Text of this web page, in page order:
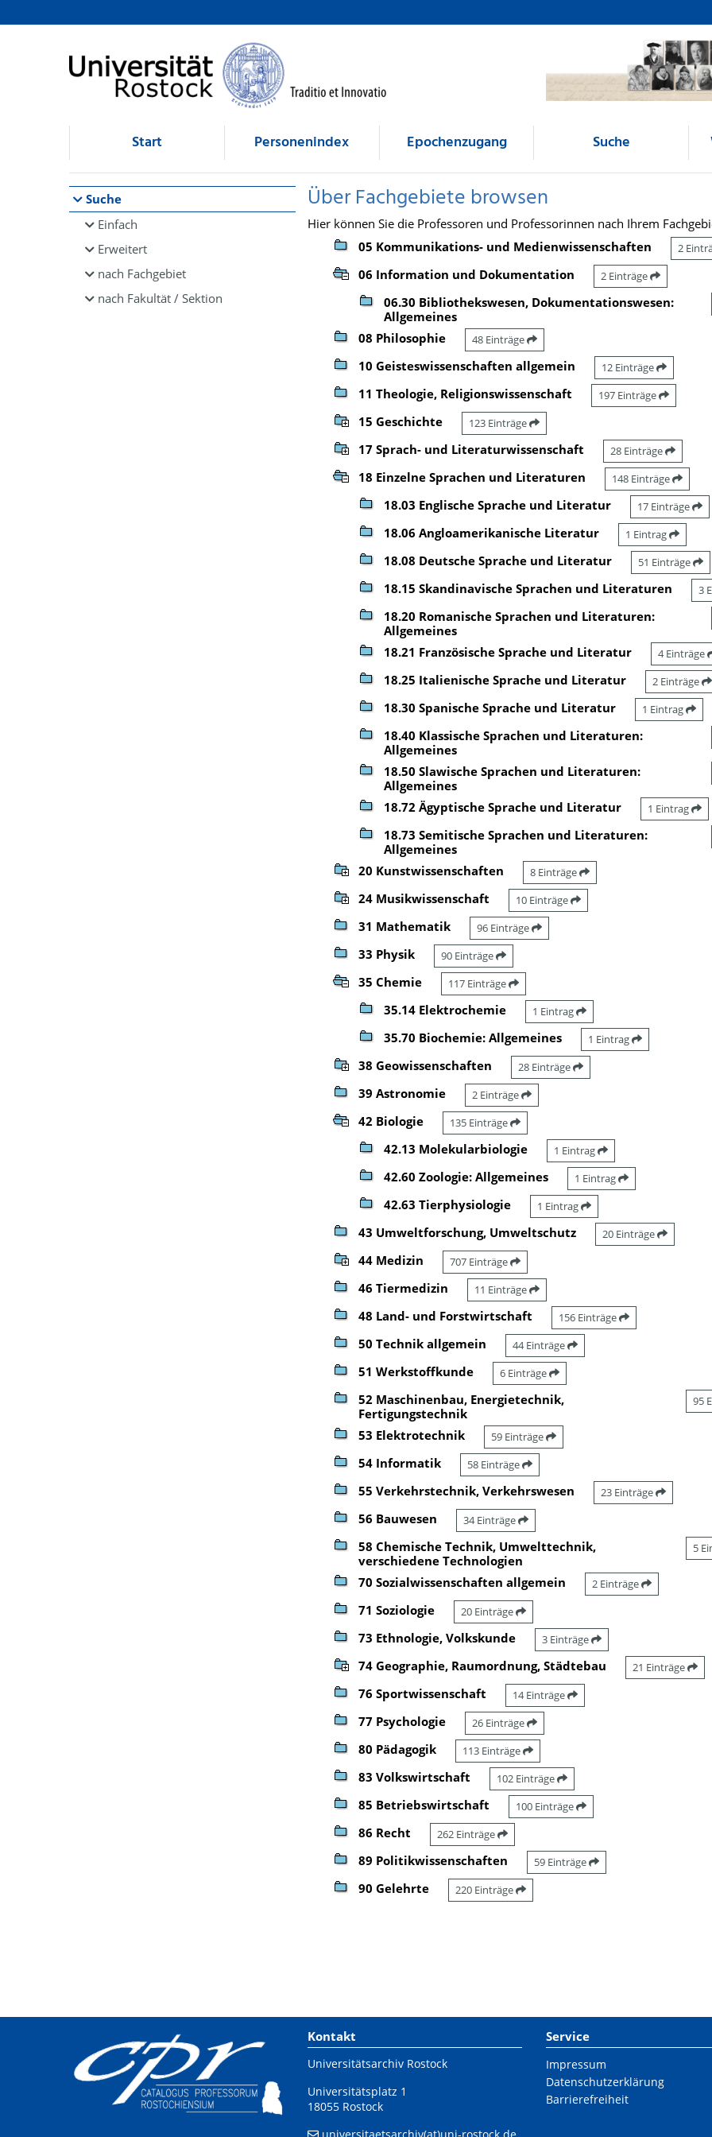
Browsen
direkt zum Inhalt
Start Personenindex Epochenzugang Suche
Suche
Einfach
Erweitert
nach Fachgebiet
nach Fakultät / Sektion
Über Fachgebiete browsen
Hier können Sie die Professoren und Professorinnen nach Ihrem
05 Kommunikations- und Medienwissenschaften
2
06 Information und Dokumentation 2 Einträge
06.30 Bibliothekswesen, Dokumentationswesen:
Allgemeines
08 Philosophie 48 Einträge
10 Geisteswissenschaften allgemein 12 Einträge
11 Theologie, Religionswissenschaft 197 Einträge
15 Geschichte 123 Einträge
17 Sprach- und Literaturwissenschaft 28 Einträge
18 Einzelne Sprachen und Literaturen 148 Einträge
18.03 Englische Sprache und Literatur 17 Einträge
18.06 Angloamerikanische Literatur 1 Eintrag
18.08 Deutsche Sprache und Literatur 51 Einträge
18.15 Skandinavische Sprachen und Literaturen 3
18.20 Romanische Sprachen und Literaturen:
Allgemeines
18.21 Französische Sprache und Literatur 4 Einträge
18.25 Italienische Sprache und Literatur 2 Einträge
18.30 Spanische Sprache und Literatur 1 Eintrag
18.40 Klassische Sprachen und Literaturen:
Allgemeines
18.50 Slawische Sprachen und Literaturen:
Allgemeines
18.72 Ägyptische Sprache und Literatur 1 Eintrag
18.73 Semitische Sprachen und Literaturen:
Allgemeines
20 Kunstwissenschaften 8 Einträge
24 Musikwissenschaft 10 Einträge
31 Mathematik 96 Einträge
33 Physik 90 Einträge
35 Chemie 117 Einträge
35.14 Elektrochemie 1 Eintrag
35.70 Biochemie: Allgemeines 1 Eintrag
38 Geowissenschaften 28 Einträge
39 Astronomie 2 Einträge
42 Biologie 135 Einträge
42.13 Molekularbiologie 1 Eintrag
42.60 Zoologie: Allgemeines 1 Eintrag
42.63 Tierphysiologie 1 Eintrag
43 Umweltforschung, Umweltschutz 20 Einträge
44 Medizin 707 Einträge
46 Tiermedizin 11 Einträge
48 Land- und Forstwirtschaft 156 Einträge
50 Technik allgemein 44 Einträge
51 Werkstoffkunde 6 Einträge
52 Maschinenbau, Energietechnik,
Fertigungstechnik
95
53 Elektrotechnik 59 Einträge
54 Informatik 58 Einträge
55 Verkehrstechnik, Verkehrswesen 23 Einträge
56 Bauwesen 34 Einträge
58 Chemische Technik, Umwelttechnik,
verschiedene Technologien
5
70 Sozialwissenschaften allgemein 2 Einträge
71 Soziologie 20 Einträge
73 Ethnologie, Volkskunde 3 Einträge
74 Geographie, Raumordnung, Städtebau 21 Einträge
76 Sportwissenschaft 14 Einträge
77 Psychologie 26 Einträge
80 Pädagogik 113 Einträge
83 Volkswirtschaft 102 Einträge
85 Betriebswirtschaft 100 Einträge
86 Recht 262 Einträge
89 Politikwissenschaften 59 Einträge
90 Gelehrte 220 Einträge
Kontakt
Universitätsarchiv Rostock
Universitätsplatz 1
18055 Rostock
Service
Impressum
Datenschutzerklärung
Barrierefreiheit